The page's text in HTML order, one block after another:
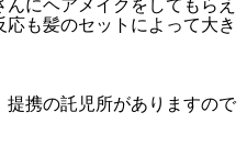
にヘアメイクをしてもらえ
応も髪のセットによって大き
提携の託児所がありますので